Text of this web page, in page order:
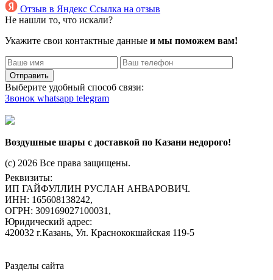
Отзыв в Яндекс Ссылка на отзыв
Не нашли то, что искали?
Укажите свои контактные данные и мы поможем вам!
Отправить
Выберите удобный способ связи:
Звонок whatsapp telegram
Воздушные шары с доставкой по Казани недорого!
(c) 2026 Все права защищены.
Реквизиты:
ИП ГАЙФУЛЛИН РУСЛАН АНВАРОВИЧ.
ИНН: 165608138242,
ОГРН: 309169027100031,
Юридический адрес:
420032 г.Казань, Ул. Краснококшайская 119-5
Разделы сайта